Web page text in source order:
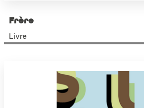
Frère
Livre